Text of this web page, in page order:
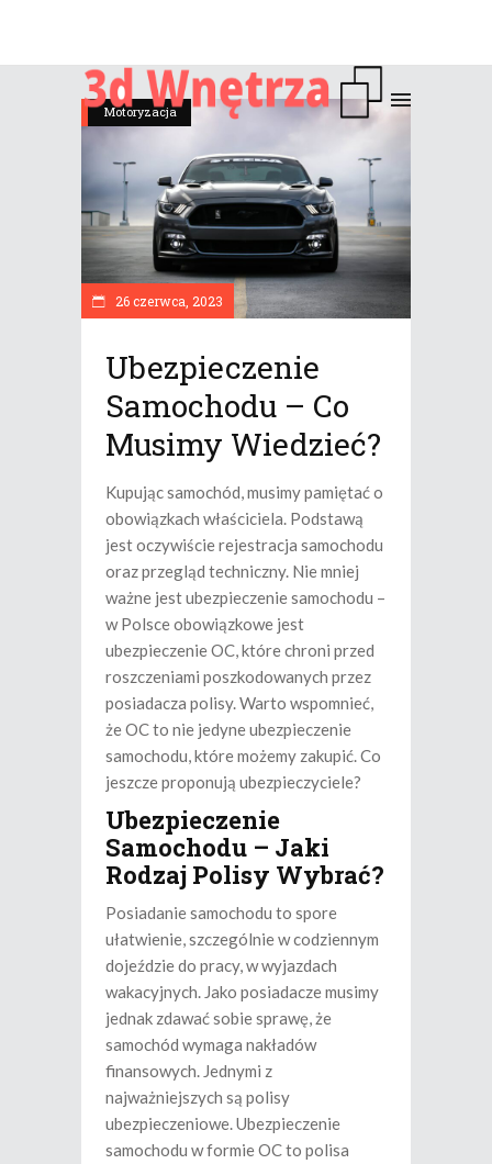
Motoryzacja
26 czerwca, 2023
Ubezpieczenie
Samochodu – Co
Musimy Wiedzieć?
Kupując samochód, musimy pamiętać o
obowiązkach właściciela. Podstawą
jest oczywiście rejestracja samochodu
oraz przegląd techniczny. Nie mniej
ważne jest ubezpieczenie samochodu –
w Polsce obowiązkowe jest
ubezpieczenie OC, które chroni przed
roszczeniami poszkodowanych przez
posiadacza polisy. Warto wspomnieć,
że OC to nie jedyne ubezpieczenie
samochodu, które możemy zakupić. Co
jeszcze proponują ubezpieczyciele?
Ubezpieczenie
Samochodu – Jaki
Rodzaj Polisy Wybrać?
Posiadanie samochodu to spore
ułatwienie, szczególnie w codziennym
dojeździe do pracy, w wyjazdach
wakacyjnych. Jako posiadacze musimy
jednak zdawać sobie sprawę, że
samochód wymaga nakładów
finansowych. Jednymi z
najważniejszych są polisy
ubezpieczeniowe. Ubezpieczenie
samochodu w formie OC to polisa